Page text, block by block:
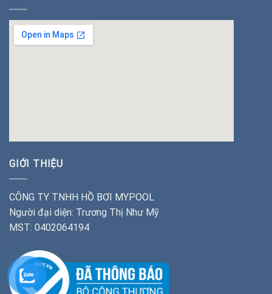
GIỚI THIỆU
CÔNG TY TNHH HỒ BƠI MYPOOL
Người đại diện: Trương Thị Như Mỹ
MST: 0402064194